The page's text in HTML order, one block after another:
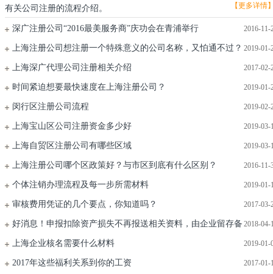
有关公司注册的流程介绍。
【更多详情
2016-11-
深广注册公司“2016最美服务商”庆功会在青浦举行
2019-01-
上海注册公司想注册一个特殊意义的公司名称，又怕通不过？
2017-02-
上海深广代理公司注册相关介绍
2019-01-
时间紧迫想要最快速度在上海注册公司？
2019-02-
闵行区注册公司流程
2019-03-
上海宝山区公司注册资金多少好
2019-03-
上海自贸区注册公司有哪些区域
2016-11-
上海注册公司哪个区政策好？与市区到底有什么区别？
2019-01-
个体注销办理流程及每一步所需材料
2017-03-
审核费用凭证的几个要点，你知道吗？
2018-04-
好消息！申报扣除资产损失不再报送相关资料，由企业留存备
查 2019-01-
上海企业核名需要什么材料
2017-01-
2017年这些福利关系到你的工资